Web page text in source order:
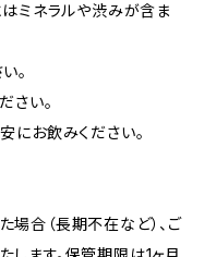
はミネラルや渋みが含ま
。
さい。
にお飲みください。
合（長期不在など）、ご